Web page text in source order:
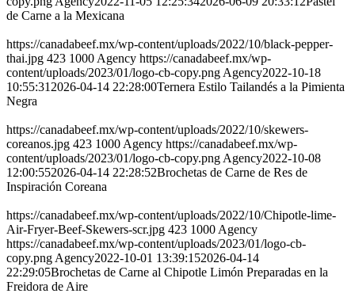
de Carne a la Mexicana
https://canadabeef.mx/wp-content/uploads/2022/10/black-pepper-
thai.jpg 423 1000 Agency https://canadabeef.mx/wp-
content/uploads/2023/01/logo-cb-copy.png Agency2022-10-18
10:55:31 2026-04-14 22:28:00Ternera Estilo Tailandés a la Pimienta
Negra
https://canadabeef.mx/wp-content/uploads/2022/10/skewers-
coreanos.jpg 423 1000 Agency https://canadabeef.mx/wp-
content/uploads/2023/01/logo-cb-copy.png Agency2022-10-08
12:00:552026-04-14 22:28:52Brochetas de Carne de Res de
Inspiración Coreana
https://canadabeef.mx/wp-content/uploads/2022/10/Chipotle-lime-
Air-Fryer-Beef-Skewers-scr.jpg 423 1000 Agency
https://canadabeef.mx/wp-content/uploads/2023/01/logo-cb-
copy.png Agency2022-10-01 13:39:152026-04-14
22:29:05Brochetas de Carne al Chipotle Limón Preparadas en la
Freidora de Aire